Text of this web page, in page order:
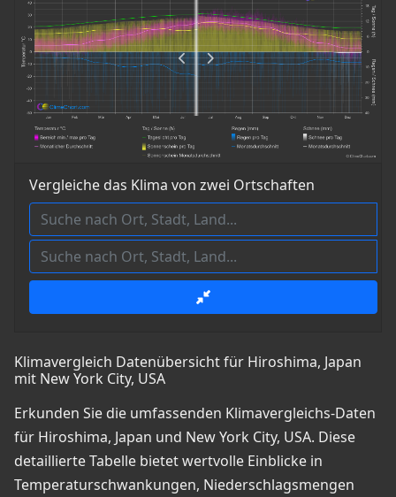
Vergleiche das Klima von zwei Ortschaften
Klimavergleich Datenübersicht für Hiroshima, Japan
mit New York City, USA
Erkunden Sie die umfassenden Klimavergleichs-Daten
für Hiroshima, Japan und New York City, USA. Diese
detaillierte Tabelle bietet wertvolle Einblicke in
Temperaturschwankungen, Niederschlagsmengen